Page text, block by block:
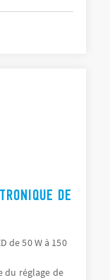
DE
de 50 W à 150
du réglage de